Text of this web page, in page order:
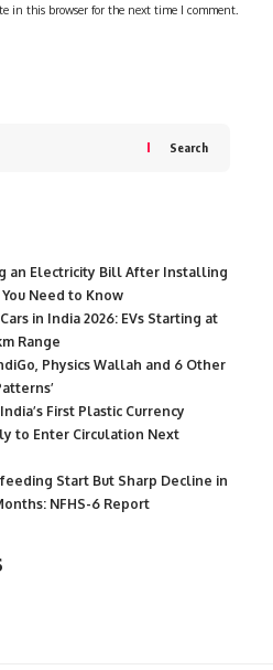
in this browser for the next time I comment.
Search
an Electricity Bill After Installing
Need to Know
in India 2026: EVs Starting at
Range
Physics Wallah and 6 Other
First Plastic Currency
to Enter Circulation Next
Start But Sharp Decline in
NFHS-6 Report